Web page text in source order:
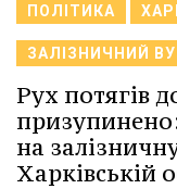
ПОЛІТИКА
ЗАЛІЗНИЧНИЙ
Рух потягів
на
Харківській